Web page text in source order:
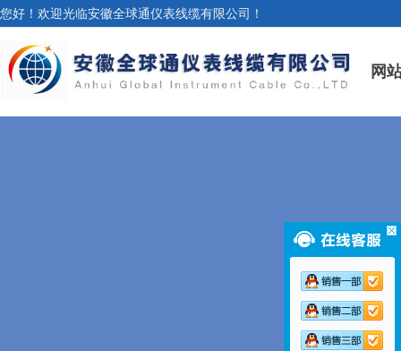
您好！欢迎光临安徽全球通仪表线缆有限公司！
网